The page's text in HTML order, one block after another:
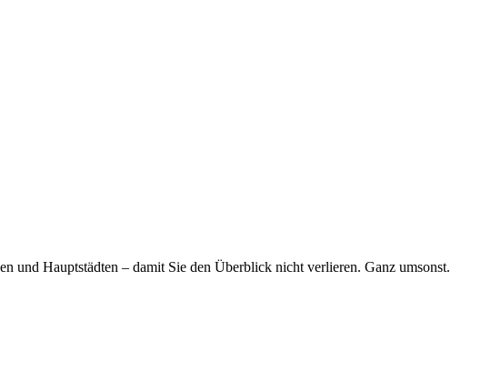
und Hauptstädten – damit Sie den Überblick nicht verlieren. Ganz umsonst.